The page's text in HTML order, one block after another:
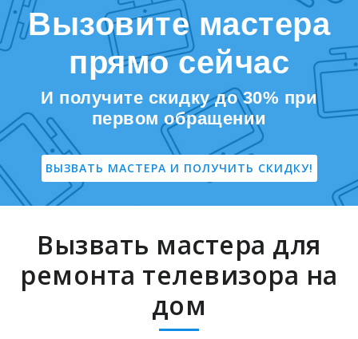
Вызовите мастера
прямо сейчас
И получите скидку до 30% при
первом обращении
ВЫЗВАТЬ МАСТЕРА И ПОЛУЧИТЬ СКИДКУ!
Вызвать мастера для
ремонта телевизора на
дом